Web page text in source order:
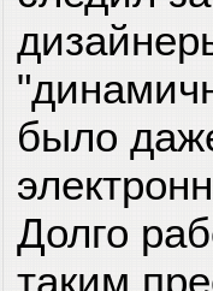
было
Долго
таким